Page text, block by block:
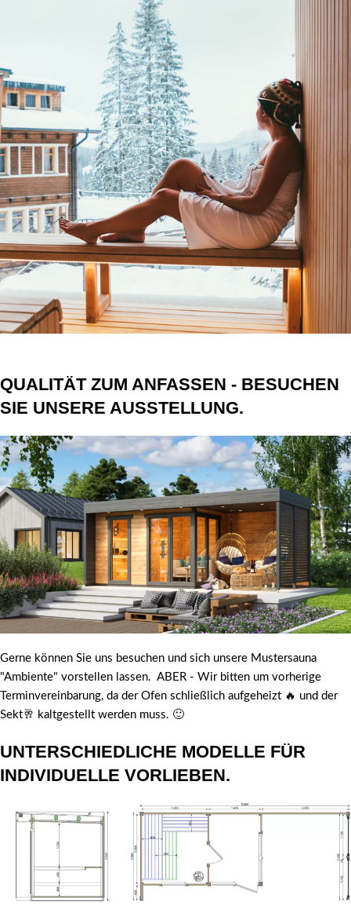
QUALITÄT ZUM ANFASSEN - BESUCHEN
SIE UNSERE AUSSTELLUNG.
Gerne können Sie uns besuchen und sich unsere Mustersauna
"Ambiente" vorstellen lassen. ABER - Wir bitten um vorherige
Terminvereinbarung, da der Ofen schließlich aufgeheizt 🔥 und der
Sekt🥂 kaltgestellt werden muss. 🙂
UNTERSCHIEDLICHE MODELLE FÜR
INDIVIDUELLE VORLIEBEN.